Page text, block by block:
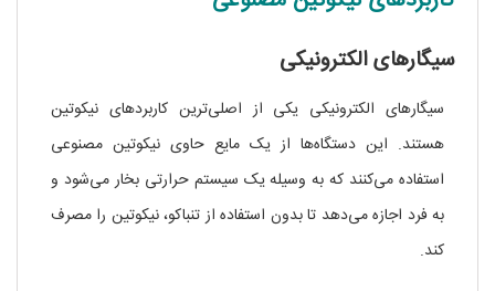
سیگارهای الکترونیکی
سیگارهای الکترونیکی یکی از اصلی‌ترین کاربردهای نیکوتین
هستند. این دستگاه‌ها از یک مایع حاوی نیکوتین مصنوعی
استفاده می‌کنند که به وسیله یک سیستم حرارتی بخار می‌شود و
به فرد اجازه می‌دهد تا بدون استفاده از تنباکو، نیکوتین را مصرف
کند.